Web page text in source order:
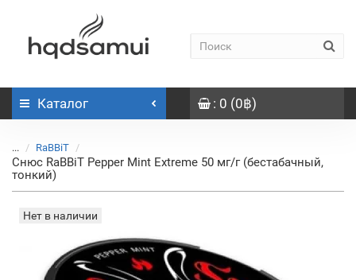
Каталог : 0 (0฿)
... RaBBiT
Снюс RaBBiT Pepper Mint Extreme 50 мг/г (бестабачный,
тонкий)
Нет в наличии